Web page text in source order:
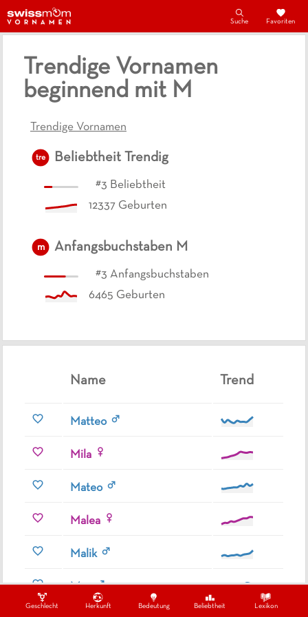
Geschlecht Herkunft Bedeutung Beliebtheit Lexikon
Suche Favoriten
Trendige Vornamen
beginnend mit M
Trendige Vornamen
tre Beliebtheit Trendig
#3 Beliebtheit
12337 Geburten
m Anfangsbuchstaben M
#3 Anfangsbuchstaben
6465 Geburten
Name Trend
Matteo
Mila
Mateo
Malea
Malik
Max